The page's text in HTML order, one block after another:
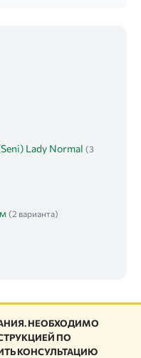
Lady Normal (3
(2 варианта)
НЕОБХОДИМО
ПО
КОНСУЛЬТАЦИЮ